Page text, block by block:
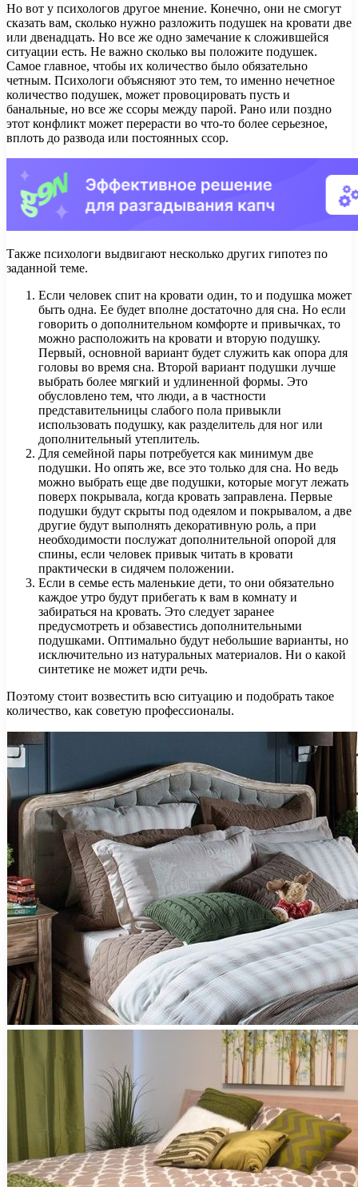
Но вот у психологов другое мнение. Конечно, они не смогут
сказать вам, сколько нужно разложить подушек на кровати две
или двенадцать. Но все же одно замечание к сложившейся
ситуации есть. Не важно сколько вы положите подушек.
Самое главное, чтобы их количество было обязательно
четным. Психологи объясняют это тем, то именно нечетное
количество подушек, может провоцировать пусть и
банальные, но все же ссоры между парой. Рано или поздно
этот конфликт может перерасти во что-то более серьезное,
вплоть до развода или постоянных ссор.
Также психологи выдвигают несколько других гипотез по
заданной теме.
Если человек спит на кровати один, то и подушка может
быть одна. Ее будет вполне достаточно для сна. Но если
говорить о дополнительном комфорте и привычках, то
можно расположить на кровати и вторую подушку.
Первый, основной вариант будет служить как опора для
головы во время сна. Второй вариант подушки лучше
выбрать более мягкий и удлиненной формы. Это
обусловлено тем, что люди, а в частности
представительницы слабого пола привыкли
использовать подушку, как разделитель для ног или
дополнительный утеплитель.
Для семейной пары потребуется как минимум две
подушки. Но опять же, все это только для сна. Но ведь
можно выбрать еще две подушки, которые могут лежать
поверх покрывала, когда кровать заправлена. Первые
подушки будут скрыты под одеялом и покрывалом, а две
другие будут выполнять декоративную роль, а при
необходимости послужат дополнительной опорой для
спины, если человек привык читать в кровати
практически в сидячем положении.
Если в семье есть маленькие дети, то они обязательно
каждое утро будут прибегать к вам в комнату и
забираться на кровать. Это следует заранее
предусмотреть и обзавестись дополнительными
подушками. Оптимально будут небольшие варианты, но
исключительно из натуральных материалов. Ни о какой
синтетике не может идти речь.
Поэтому стоит возвестить всю ситуацию и подобрать такое
количество, как советую профессионалы.